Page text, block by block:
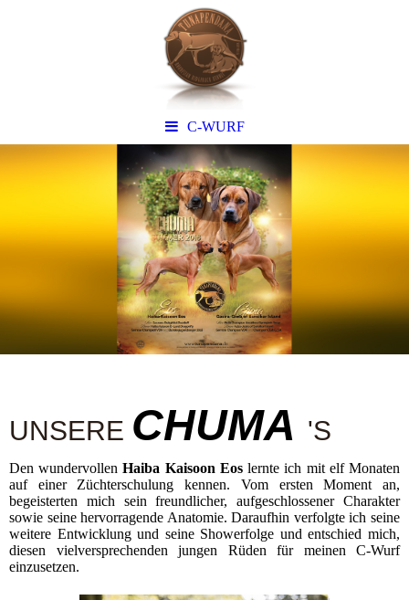
C-WURF
UNSERE CHUMA 'S
Den wundervollenHaiba Kaisoon Eoslernte ich mit elf Monaten
auf einer Züchterschulung kennen. Vom ersten Moment an,
begeisterten mich sein freundlicher, aufgeschlossener Charakter
sowie seine hervorragende Anatomie. Daraufhin verfolgte ich seine
weitere Entwicklung und seine Showerfolge und entschied mich,
diesen vielversprechenden jungen Rüden für meinen C-Wurf
einzusetzen.